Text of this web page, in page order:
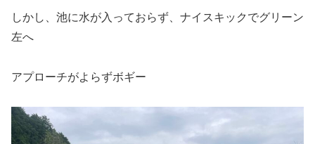
しかし、池に水が入っておらず、ナイスキックでグリーン
左へ
アプローチがよらずボギー